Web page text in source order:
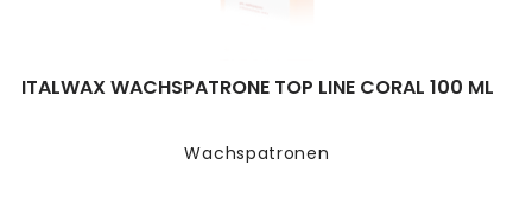
Wachspatronen
ITALWAX WACHSPATRONE TOP LINE CORAL 100 ML